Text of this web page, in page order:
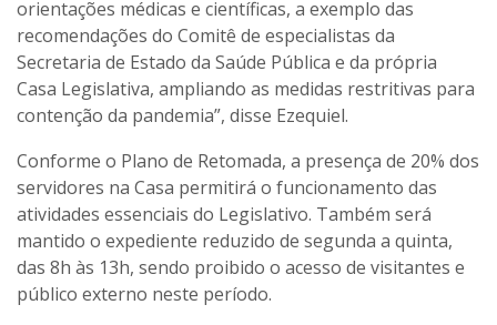
orientações médicas e científicas, a exemplo das
recomendações do Comitê de especialistas da
Secretaria de Estado da Saúde Pública e da própria
Casa Legislativa, ampliando as medidas restritivas para
contenção da pandemia”, disse Ezequiel.
Conforme o Plano de Retomada, a presença de 20% dos
servidores na Casa permitirá o funcionamento das
atividades essenciais do Legislativo. Também será
mantido o expediente reduzido de segunda a quinta,
das 8h às 13h, sendo proibido o acesso de visitantes e
público externo neste período.